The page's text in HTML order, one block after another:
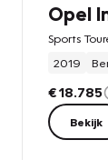
Opel
2019
€ 18.785
Bekijk